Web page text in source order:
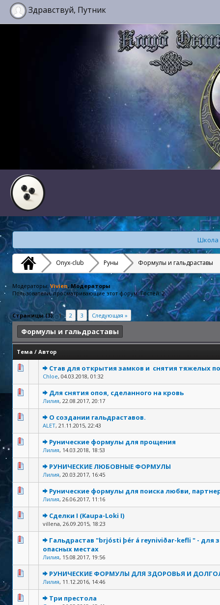
Здравствуй, Путник
Школа
Onyx-club Руны Формулы и гальдраставы
Модераторы: Vivien, Модераторы
Пользователи, просматривающие этот форум: Гостей: 2
Страницы (3): 1 2 3 Следующая »
Формулы и гальдраставы
Тема / Автор
Став для открытия замков и снятия тяжелых
Chloe, 04.03.2018, 01:32
Для снятия опоя, сделанного на кровь
Лилия, 22.08.2017, 20:17
О создании гальдраставов.
ALET, 21.11.2015, 22:43
Рунические формулы для прощения
Лилия, 14.03.2018, 18:53
РУНИЧЕСКИЕ ЛЮБОВНЫЕ ФОРМУЛЫ
Лилия, 20.03.2017, 16:45
Рунические формулы для поиска любви,
Лилия, 26.06.2017, 11:16
Сделки I (Kaupa-Loki I)
villena, 26.09.2015, 18:23
Гальдрастав "brjósti þér á reyniviðar-kefli " - для
опасных местах
Лилия, 15.08.2017, 19:56
РУНИЧЕСКИЕ ФОРМУЛЫ ДЛЯ ЗДОРОВЬЯ И
Лилия, 11.12.2016, 14:46
Три престола